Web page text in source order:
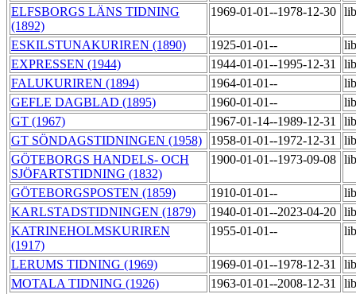
ELFSBORGS LÄNS TIDNING
(1892)
1969-01-01--1978-12-30
ESKILSTUNAKURIREN (1890) 1925-01-01--
EXPRESSEN (1944)
1944-01-01--1995-12-31
FALUKURIREN (1894)
1964-01-01--
GEFLE DAGBLAD (1895)
1960-01-01--
GT (1967)
1967-01-14--1989-12-31
GT SÖNDAGSTIDNINGEN (1958)
1958-01-01--1972-12-31
GÖTEBORGS HANDELS- OCH
SJÖFARTSTIDNING (1832)
1900-01-01--1973-09-08
GÖTEBORGSPOSTEN (1859) 1910-01-01--
KARLSTADSTIDNINGEN (1879)
1940-01-01--2023-04-20
KATRINEHOLMSKURIREN
(1917)
1955-01-01--
LERUMS TIDNING (1969) 1969-01-01--1978-12-31
MOTALA TIDNING (1926)
1963-01-01--2008-12-31